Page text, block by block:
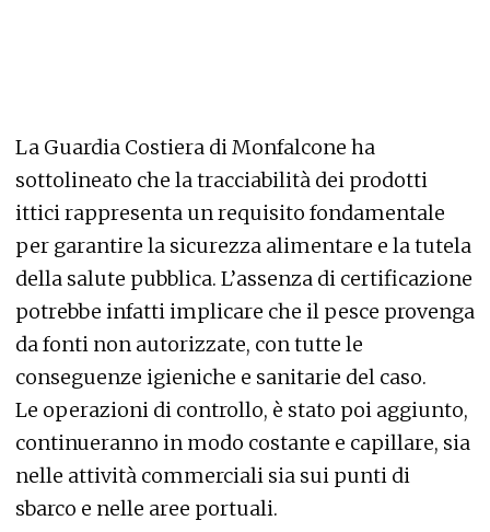
La Guardia Costiera di Monfalcone ha
sottolineato che la tracciabilità dei prodotti
ittici rappresenta un requisito fondamentale
per garantire la sicurezza alimentare e la tutela
della salute pubblica. L’assenza di certificazione
potrebbe infatti implicare che il pesce provenga
da fonti non autorizzate, con tutte le
conseguenze igieniche e sanitarie del caso.
Le operazioni di controllo, è stato poi aggiunto,
continueranno in modo costante e capillare, sia
nelle attività commerciali sia sui punti di
sbarco e nelle aree portuali.